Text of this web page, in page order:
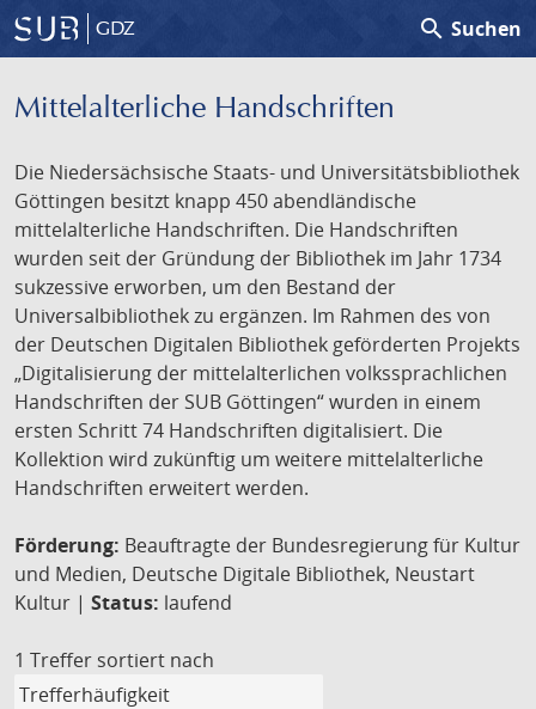
GDZ search Suchen
Mittelalterliche Handschriften
Die Niedersächsische Staats- und Universitätsbibliothek
Göttingen besitzt knapp 450 abendländische
mittelalterliche Handschriften. Die Handschriften
wurden seit der Gründung der Bibliothek im Jahr 1734
sukzessive erworben, um den Bestand der
Universalbibliothek zu ergänzen. Im Rahmen des von
der Deutschen Digitalen Bibliothek geförderten Projekts
„Digitalisierung der mittelalterlichen volkssprachlichen
Handschriften der SUB Göttingen“ wurden in einem
ersten Schritt 74 Handschriften digitalisiert. Die
Kollektion wird zukünftig um weitere mittelalterliche
Handschriften erweitert werden.
Förderung: Beauftragte der Bundesregierung für Kultur
und Medien, Deutsche Digitale Bibliothek, Neustart
Kultur | Status: laufend
1 Treffer sortiert nach